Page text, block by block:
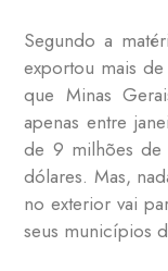
Segundo a
exportou mais
que Minas
apenas entre
de 9 milhões de
dólares. Mas,
no exterior vai
seus municípios